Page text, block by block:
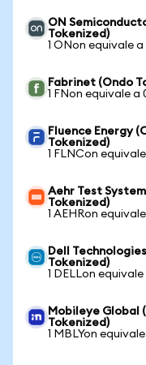
ON
Tokenized)
1 ONon equivale
Fabrinet (Ondo
1 FNon equivale
Fluence Energy
Tokenized)
1 FLNCon
Aehr Test
Tokenized)
1 AEHRon
Dell
Tokenized)
1 DELLon
Mobileye Global
Tokenized)
1 MBLYon